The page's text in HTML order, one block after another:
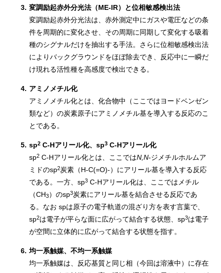
3. 変調励起赤外分光法（ME-IR）と位相敏感検出法
変調励起赤外分光法は、赤外測定中にガスや電圧などの条
件を周期的に変化させ、その周期に同期して変化する吸着
種のシグナルだけを抽出する手法。さらに位相敏感検出法
によりバックグラウンドをほぼ除去でき、反応中に一瞬だ
け現れる活性種を高感度で検出できる。
4. アミノメチル化
アミノメチル化とは、化合物中（ここではヨードベンゼン
類など）の炭素原子にアミノメチル基を導入する反応のこ
とである。
5. sp2 C-Hアリール化、sp3 C-Hアリール化
sp2 C-Hアリール化とは、ここではN,N-ジメチルホルムア
ミドのsp2炭素（H-C(=O)-）にアリール基を導入する反応
である。一方、sp3 C-Hアリール化は、ここではメチル
（CH3）のsp3炭素にアリール基を結合させる反応であ
る。なお spは原子の電子軌道の混ざり方を表す言葉で、
sp2は電子が平らな面に広がって結合する状態、sp3は電子
が空間に立体的に広がって結合する状態を指す。
6. 均一系触媒、不均一系触媒
均一系触媒は、反応基質と同じ相（今回は溶液中）に存在